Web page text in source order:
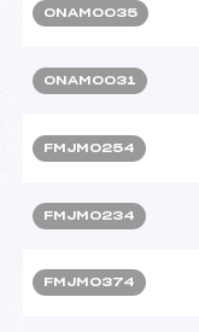
ONAM0035
ONAM0031
FMJM0254
FMJM0234
FMJM0374